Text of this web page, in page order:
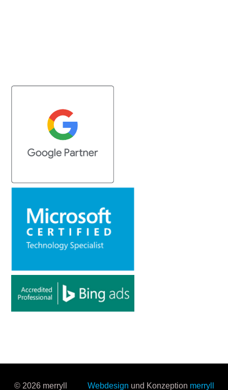
© 2026 merryll Webdesign und Konzeption merryll